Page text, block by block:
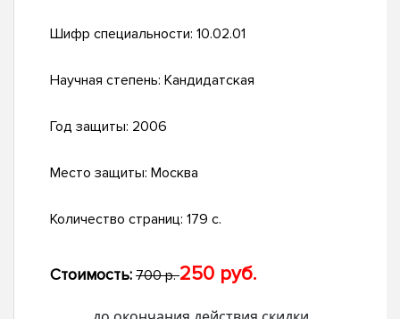
Шифр специальности: 10.02.01
Научная степень: Кандидатская
Год защиты: 2006
Место защиты: Москва
Количество страниц: 179 с.
Стоимость: 700 р.250 руб.